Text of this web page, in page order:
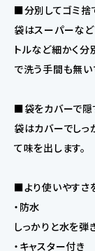
■分別してゴミ捨
袋はスーパーなど
トルなど細かく分
で洗う手間も無い
■袋をカバーで隠
袋はカバーでしっ
て味を出します。
■より使いやすさ
・防水
しっかりと水を弾
・キャスター付き